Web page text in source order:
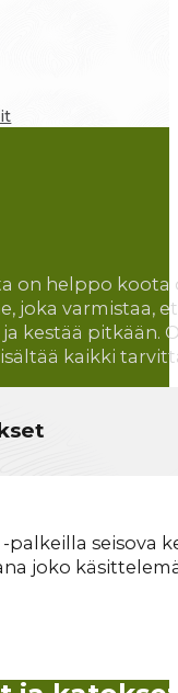
on helppo
joka varmistaa,
kestää pitkään.
kaikki
seisova
joko